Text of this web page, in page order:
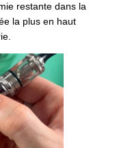
restante dans la
la plus en haut